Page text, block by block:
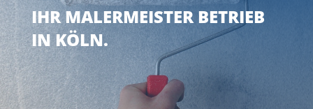
IHR MALERMEISTER BETRIEB
IN KÖLN.